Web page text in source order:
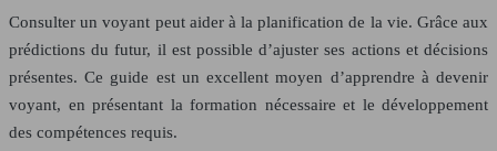
Consulter un voyant peut aider à la planification de la vie. Grâce aux
prédictions du futur, il est possible d’ajuster ses actions et décisions
présentes. Ce guide est un excellent moyen d’apprendre à devenir
voyant, en présentant la formation nécessaire et le développement
des compétences requis.